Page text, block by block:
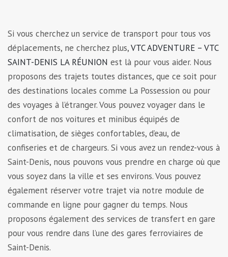
Si vous cherchez un service de transport pour tous vos
déplacements, ne cherchez plus,VTC ADVENTURE – VTC
SAINT-DENIS LA RÉUNION est là pour vous aider. Nous
proposons des trajets toutes distances, que ce soit pour
des destinations locales comme La Possession ou pour
des voyages à l’étranger. Vous pouvez voyager dans le
confort de nos voitures et minibus équipés de
climatisation, de sièges confortables, d’eau, de
confiseries et de chargeurs. Si vous avez un rendez-vous à
Saint-Denis, nous pouvons vous prendre en charge où que
vous soyez dans la ville et ses environs. Vous pouvez
également réserver votre trajet via notre module de
commande en ligne pour gagner du temps. Nous
proposons également des services de transfert en gare
pour vous rendre dans l’une des gares ferroviaires de
Saint-Denis.